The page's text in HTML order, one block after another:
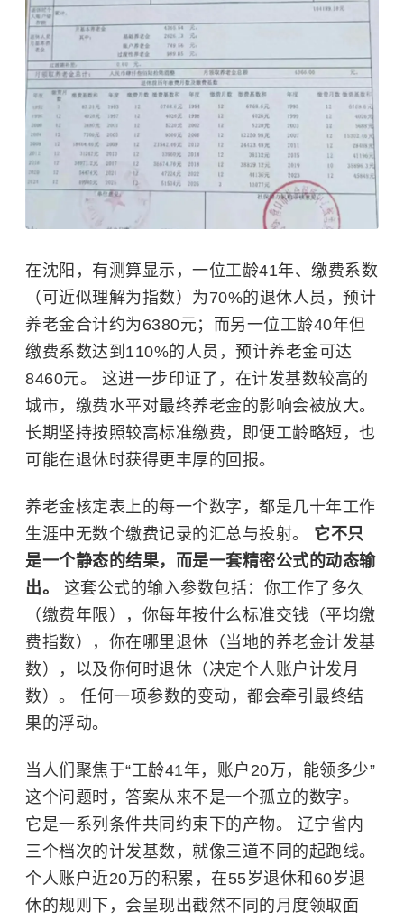
在沈阳，有测算显示，一位工龄41年、缴费系数
（可近似理解为指数）为70%的退休人员，预计
养老金合计约为6380元；而另一位工龄40年但
缴费系数达到110%的人员，预计养老金可达
8460元。 这进一步印证了，在计发基数较高的
城市，缴费水平对最终养老金的影响会被放大。
长期坚持按照较高标准缴费，即便工龄略短，也
可能在退休时获得更丰厚的回报。
养老金核定表上的每一个数字，都是几十年工作
生涯中无数个缴费记录的汇总与投射。 它不只
是一个静态的结果，而是一套精密公式的动态输
出。 这套公式的输入参数包括：你工作了多久
（缴费年限），你每年按什么标准交钱（平均缴
费指数），你在哪里退休（当地的养老金计发基
数），以及你何时退休（决定个人账户计发月
数）。 任何一项参数的变动，都会牵引最终结
果的浮动。
当人们聚焦于“工龄41年，账户20万，能领多少”
这个问题时，答案从来不是一个孤立的数字。
它是一系列条件共同约束下的产物。 辽宁省内
三个档次的计发基数，就像三道不同的起跑线。
个人账户近20万的积累，在55岁退休和60岁退
休的规则下，会呈现出截然不同的月度领取面